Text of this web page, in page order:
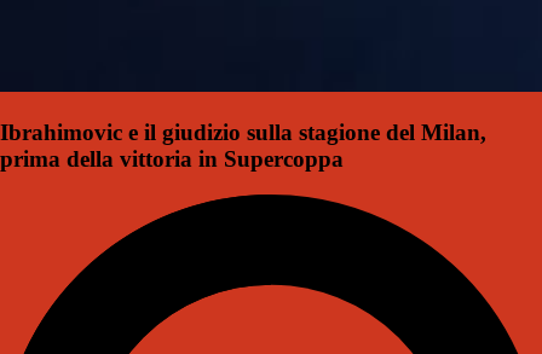
Ibrahimovic e il giudizio sulla stagione del Milan,
prima della vittoria in Supercoppa